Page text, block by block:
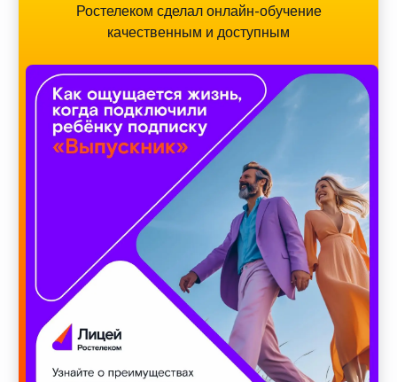
Ростелеком сделал онлайн-обучение
качественным и доступным